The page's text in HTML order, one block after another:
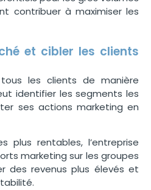
contribuer à maximiser les
et cibler les clients
les clients de manière
identifier les segments les
ses actions marketing en
plus rentables, l’entreprise
marketing sur les groupes
des revenus plus élevés et